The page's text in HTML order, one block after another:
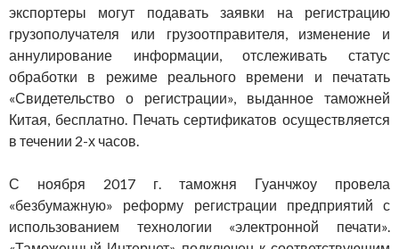
экспортеры могут подавать заявки на регистрацию
грузополучателя или грузоотправителя, изменение и
аннулирование информации, отслеживать статус
обработки в режиме реального времени и печатать
«Свидетельство о регистрации», выданное таможней
Китая, бесплатно. Печать сертификатов осуществляется
в течении 2-х часов.
С ноября 2017 г. таможня Гуанчжоу провела
«безбумажную» реформу регистрации предприятий с
использованием технологии «электронной печати».